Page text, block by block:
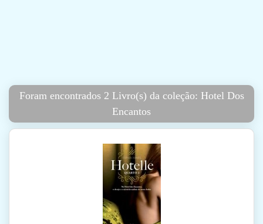
Foram encontrados 2 Livro(s) da coleção: Hotel Dos
Encantos